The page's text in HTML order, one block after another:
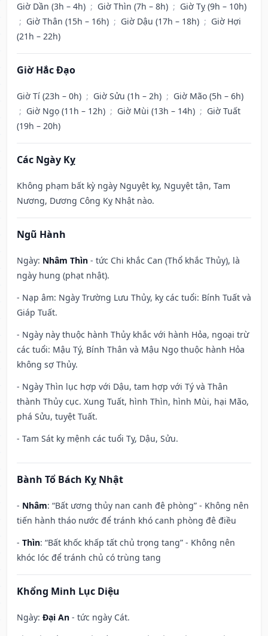
Giờ Dần (3h – 4h) ; Giờ Thìn (7h – 8h) ; Giờ Tỵ (9h – 10h)
; Giờ Thân (15h – 16h) ; Giờ Dậu (17h – 18h) ; Giờ Hợi
(21h – 22h)
Giờ Hắc Đạo
Giờ Tí (23h – 0h) ; Giờ Sửu (1h – 2h) ; Giờ Mão (5h – 6h)
; Giờ Ngọ (11h – 12h) ; Giờ Mùi (13h – 14h) ; Giờ Tuất
(19h – 20h)
Các Ngày Kỵ
Không phạm bất kỳ ngày Nguyệt kỵ, Nguyệt tận, Tam
Nương, Dương Công Kỵ Nhật nào.
Ngũ Hành
Ngày: Nhâm Thìn - tức Chi khắc Can (Thổ khắc Thủy), là
ngày hung (phạt nhật).
- Nạp âm: Ngày Trường Lưu Thủy, kỵ các tuổi: Bính Tuất và
Giáp Tuất.
- Ngày này thuộc hành Thủy khắc với hành Hỏa, ngoại trừ
các tuổi: Mậu Tý, Bính Thân và Mậu Ngọ thuộc hành Hỏa
không sợ Thủy.
- Ngày Thìn lục hợp với Dậu, tam hợp với Tý và Thân
thành Thủy cục. Xung Tuất, hình Thìn, hình Mùi, hại Mão,
phá Sửu, tuyệt Tuất.
- Tam Sát kỵ mệnh các tuổi Tỵ, Dậu, Sửu.
Bành Tổ Bách Kỵ Nhật
- Nhâm: “Bất ương thủy nan canh đê phòng” - Không nên
tiến hành tháo nước để tránh khó canh phòng đê điều
- Thìn: “Bất khốc khấp tất chủ trọng tang” - Không nên
khóc lóc để tránh chủ có trùng tang
Khổng Minh Lục Diệu
Ngày: Đại An - tức ngày Cát.